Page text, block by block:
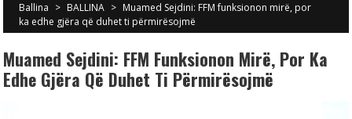
Ballina > BALLINA > Muamed Sejdini: FFM funksionon mirë, por
ka edhe gjëra që duhet ti përmirësojmë
Muamed Sejdini: FFM Funksionon Mirë, Por Ka
Edhe Gjëra Që Duhet Ti Përmirësojmë